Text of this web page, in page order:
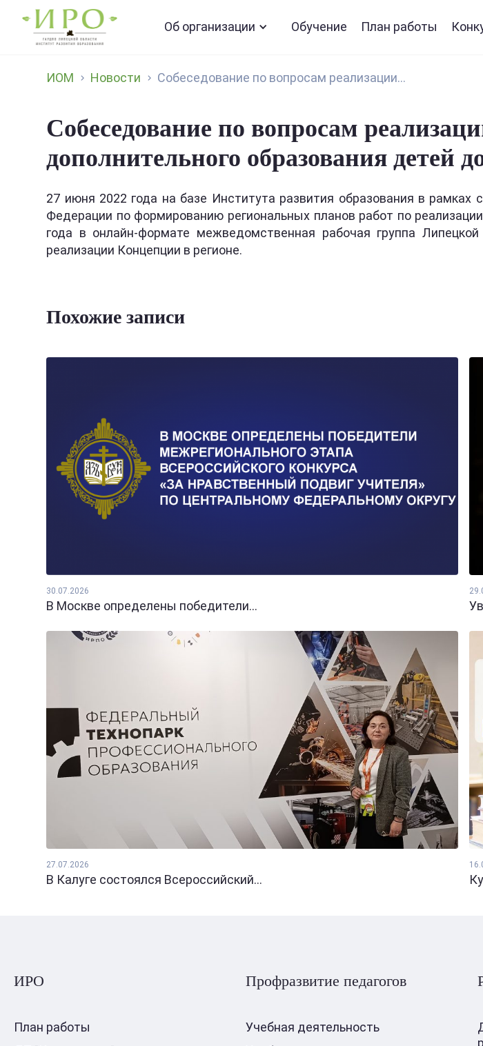
Об организации Обучение План работы
ИОМ Новости Собеседование по вопросам реализации...
Собеседование по вопросам
дополнительного образования детей
27 июня 2022 года на базе Института развития образования в
Федерации по формированию региональных планов работ по
года в онлайн-формате межведомственная рабочая группа
реализации Концепции в регионе.
Похожие записи
30.07.2026
В Москве определены победители...
27.07.2026
В Калуге состоялся Всероссийский...
ИРО
План работы
Профразвитие педагогов
Учебная деятельность